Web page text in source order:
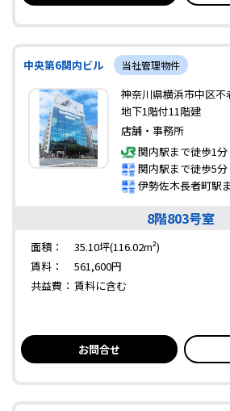
中央第6関内ビル 当社管理物件
神奈川県横浜市中区不
地下1階付11階建
店舗・事務所
関内駅まで徒歩1分
関内駅まで徒歩5分
伊勢佐木長者町駅
8階803号室
面積：
35.10坪(116.02m²)
賃料：
561,600円
共益費： 賃料に含む
お問合せ